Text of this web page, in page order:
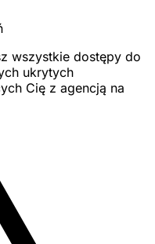
wszystkie dostępy do
ukrytych
Cię z agencją na